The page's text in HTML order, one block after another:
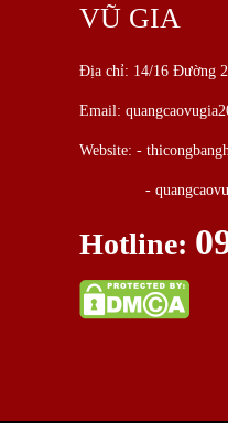
VŨ GIA
Địa chỉ: 14/16 Đường
Email:
Website: -
-
Hotline: